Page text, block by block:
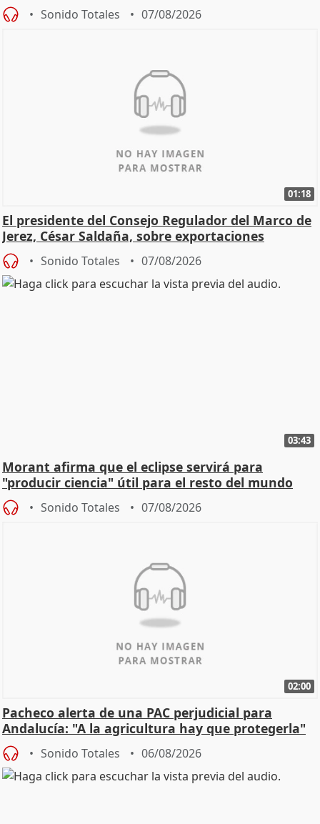
Sonido Totales 07/08/2026
01:18
El presidente del Consejo Regulador del Marco de
Jerez, César Saldaña, sobre exportaciones
Sonido Totales 07/08/2026
03:43
Morant afirma que el eclipse servirá para
"producir ciencia" útil para el resto del mundo
Sonido Totales 07/08/2026
02:00
Pacheco alerta de una PAC perjudicial para
Andalucía: "A la agricultura hay que protegerla"
Sonido Totales 06/08/2026